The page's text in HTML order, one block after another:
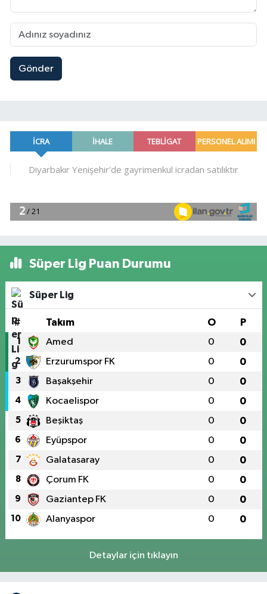
Gönder
Süper Lig Puan Durumu
Süper Lig
# Takım O P
1 Amed 0 0
2 Erzurumspor FK 0 0
3 Başakşehir 0 0
4 Kocaelispor 0 0
5 Beşiktaş 0 0
6 Eyüpspor 0 0
7 Galatasaray 0 0
8 Çorum FK 0 0
9 Gaziantep FK 0 0
10 Alanyaspor 0 0
Detaylar için tıklayın